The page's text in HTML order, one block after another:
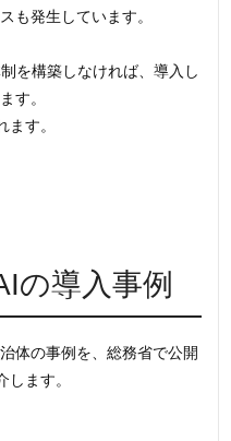
も発生しています。
を構築しなければ、導入し
す。
す。
の導入事例
体の事例を、総務省で公開
ます。